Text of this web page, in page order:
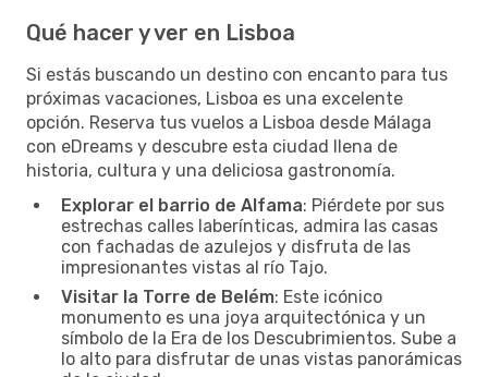
Qué hacer y ver en Lisboa
Si estás buscando un destino con encanto para tus
próximas vacaciones, Lisboa es una excelente
opción. Reserva tus vuelos a Lisboa desde Málaga
con eDreams y descubre esta ciudad llena de
historia, cultura y una deliciosa gastronomía.
Explorar el barrio de Alfama: Piérdete por sus
estrechas calles laberínticas, admira las casas
con fachadas de azulejos y disfruta de las
impresionantes vistas al río Tajo.
Visitar la Torre de Belém: Este icónico
monumento es una joya arquitectónica y un
símbolo de la Era de los Descubrimientos. Sube a
lo alto para disfrutar de unas vistas panorámicas